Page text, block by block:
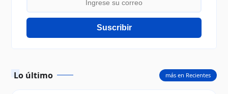
Suscribir
Lo último más en Recientes